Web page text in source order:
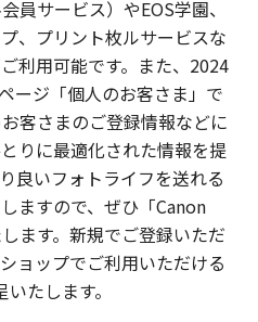
員サービス）やEOS学園、
、プリント枚ルサービスな
利用可能です。また、2024
ージ「個人のお客さま」で
客さまのご登録情報などに
りに最適化された情報を提
良いフォトライフを送れる
ますので、ぜひ「Canon
ます。新規でご登録いただ
ョップでご利用いただける
たします。